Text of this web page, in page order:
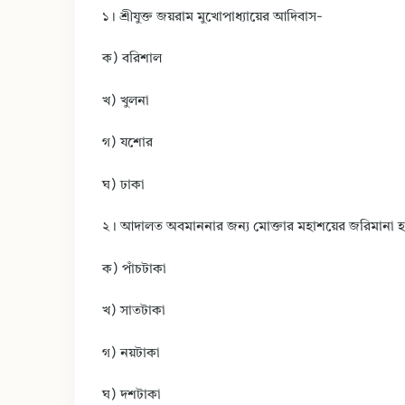
১। শ্রীযুক্ত জয়রাম মুখোপাধ্যায়ের আদিবাস-
ক) বরিশাল
খ) খুলনা
গ) যশোর
ঘ) ঢাকা
২। আদালত অবমাননার জন্য মোক্তার মহাশয়ের জরিমানা
ক) পাঁচটাকা
খ) সাতটাকা
গ) নয়টাকা
ঘ) দশটাকা